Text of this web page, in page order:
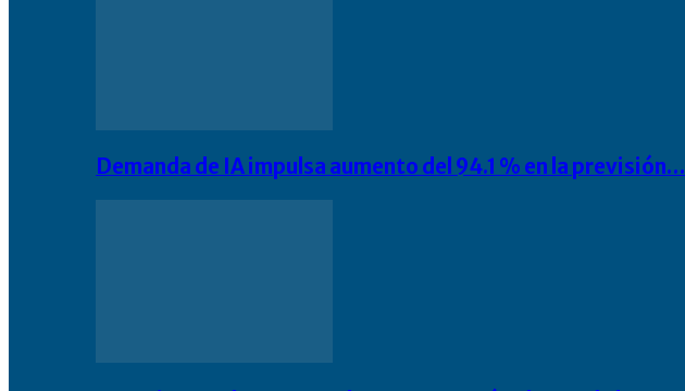
Demanda de IA impulsa aumento del 94.1 % en la previsión…